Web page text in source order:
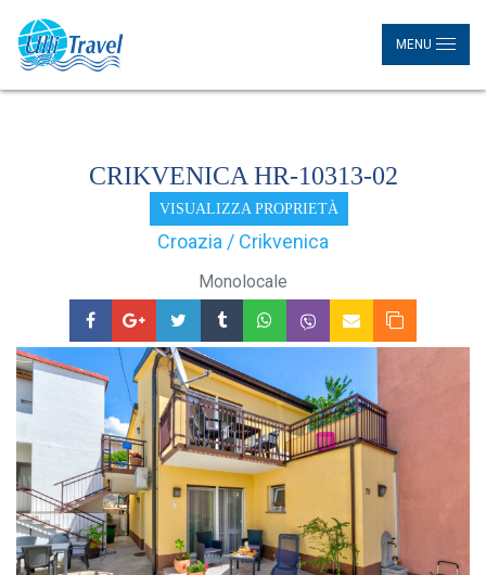
MENU
CRIKVENICA HR-10313-02
VISUALIZZA PROPRIETÀ
Croazia / Crikvenica
Monolocale